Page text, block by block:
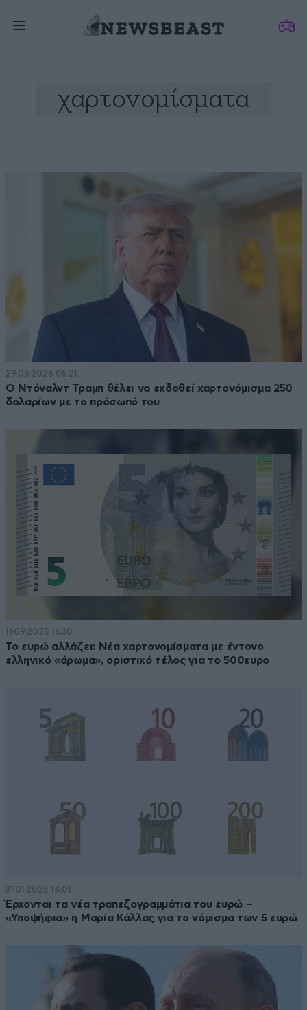
χαρτονομίσματα
29·05·2026 05:21
Ο Ντόναλντ Τραμπ θέλει να εκδοθεί χαρτονόμισμα 250
δολαρίων με το πρόσωπό του
11·09·2025 16:30
Το ευρώ αλλάζει: Νέα χαρτονομίσματα με έντονο
ελληνικό «άρωμα», οριστικό τέλος για το 500ευρο
31·01·2025 14:01
Έρχονται τα νέα τραπεζογραμμάτια του ευρώ –
«Υποψήφια» η Μαρία Κάλλας για το νόμισμα των 5 ευρώ